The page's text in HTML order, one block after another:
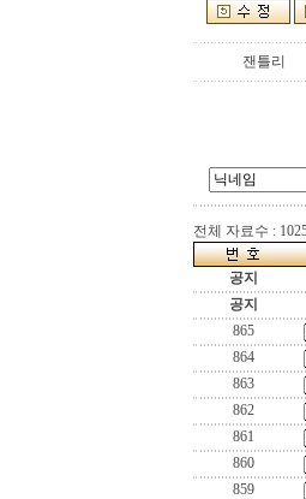
잰틀리
전체 자료수 :
공지
공지
865
864
863
862
861
860
859